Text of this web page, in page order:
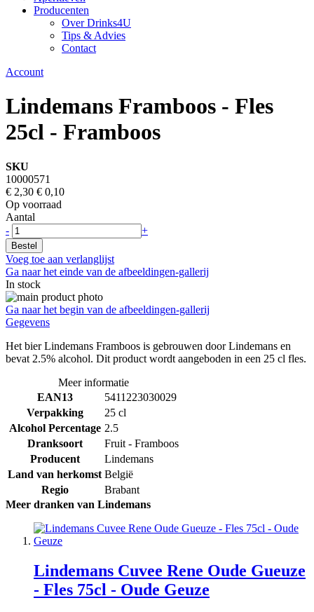
Producenten
Over Drinks4U
Tips & Advies
Contact
Account
Lindemans Framboos - Fles
25cl - Framboos
SKU
10000571
€ 2,30 € 0,10
Op voorraad
Aantal
-
+
Bestel
Voeg toe aan verlanglijst
Ga naar het einde van de afbeeldingen-gallerij
In stock
Ga naar het begin van de afbeeldingen-gallerij
Gegevens
Het bier Lindemans Framboos is gebrouwen door Lindemans en
bevat 2.5% alcohol. Dit product wordt aangeboden in een 25 cl fles.
Meer informatie
EAN13
5411223030029
Verpakking
25 cl
Alcohol Percentage 2.5
Dranksoort
Fruit - Framboos
Producent
Lindemans
Land van herkomst België
Regio
Brabant
Meer dranken van Lindemans
Lindemans Cuvee Rene Oude Gueuze
- Fles 75cl - Oude Geuze